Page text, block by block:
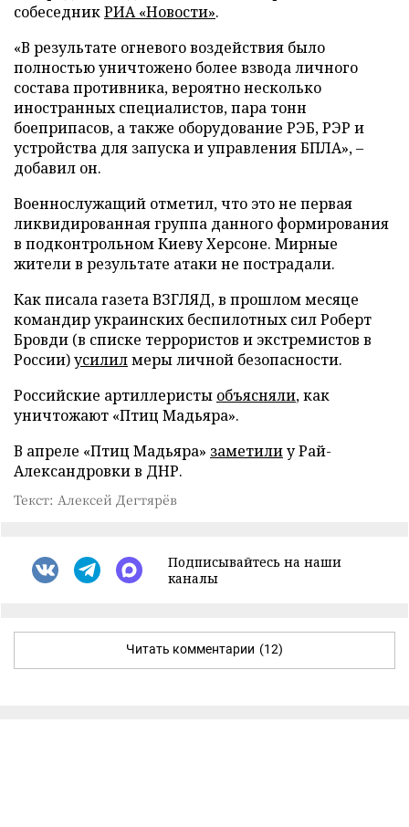
собеседникРИА «Новости».
«В результате огневого воздействия было
полностью уничтожено более взвода личного
состава противника, вероятно несколько
иностранных специалистов, пара тонн
боеприпасов, а также оборудование РЭБ, РЭР и
устройства для запуска и управления БПЛА», –
добавил он.
Военнослужащий отметил, что это не первая
ликвидированная группа данного формирования
в подконтрольном Киеву Херсоне. Мирные
жители в результате атаки не пострадали.
Как писала газета ВЗГЛЯД, в прошлом месяце
командир украинских беспилотных сил Роберт
Бровди (в списке террористов и экстремистов в
России)усилилмеры личной безопасности.
Российские артиллеристы объясняли, как
уничтожают «Птиц Мадьяра».
В апреле «Птиц Мадьяра» заметилиу Рай-
Александровки в ДНР.
Текст: Алексей Дегтярёв
Подписывайтесь на наши
каналы
Читать комментарии (12)